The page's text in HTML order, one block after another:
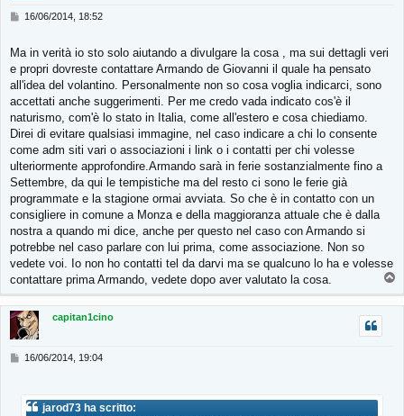
M
s
a
g
o
16/06/2014, 18:52
Ma in verità io sto solo aiutando a divulgare la cosa , ma sui dettagli veri
e propri dovreste contattare Armando de Giovanni il quale ha pensato
all'idea del volantino. Personalmente non so cosa voglia indicarci, sono
accettati anche suggerimenti. Per me credo vada indicato cos'è il
naturismo, com'è lo stato in Italia, come all'estero e cosa chiediamo.
Direi di evitare qualsiasi immagine, nel caso indicare a chi lo consente
come adm siti vari o associazioni i link o i contatti per chi volesse
ulteriormente approfondire.Armando sarà in ferie sostanzialmente fino a
Settembre, da qui le tempistiche ma del resto ci sono le ferie già
programmate e la stagione ormai avviata. So che è in contatto con un
consigliere in comune a Monza e della maggioranza attuale che è dalla
nostra a quando mi dice, anche per questo nel caso con Armando si
potrebbe nel caso parlare con lui prima, come associazione. Non so
vedete voi. Io non ho contatti tel da darvi ma se qualcuno lo ha e volesse
contattare prima Armando, vedete dopo aver valutato la cosa.
p
capitan1cino
M16/06/2014, 19:04
jarod73 ha scritto: